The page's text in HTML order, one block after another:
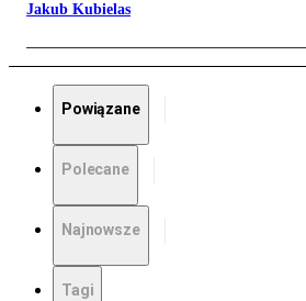
Jakub Kubielas
Powiązane
Polecane
Najnowsze
Tagi